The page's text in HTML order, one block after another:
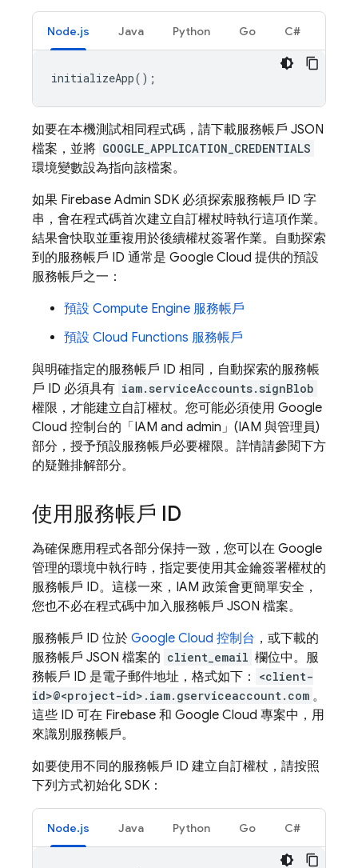
Node.js Java Python Go C#
initializeApp();
如要在本機測試相同程式碼，請下載服務帳戶 JSON
檔案，並將 GOOGLE_APPLICATION_CREDENTIALS
環境變數設為指向該檔案。
如果 Firebase Admin SDK 必須探索服務帳戶 ID 字
串，會在程式碼首次建立自訂權杖時執行這項作業。
結果會快取並重複用於後續權杖簽署作業。自動探索
到的服務帳戶 ID 通常是 Google Cloud 提供的預設
服務帳戶之一：
預設 Compute Engine 服務帳戶
預設 Cloud Functions 服務帳戶
與明確指定的服務帳戶 ID 相同，自動探索的服務帳
戶 ID 必須具有 iam.serviceAccounts.signBlob
權限，才能建立自訂權杖。您可能必須使用 Google
Cloud 控制台的「IAM and admin」(IAM 與管理員)
部分，授予預設服務帳戶必要權限。詳情請參閱下方
的疑難排解部分。
使用服務帳戶 ID
為確保應用程式各部分保持一致，您可以在 Google
管理的環境中執行時，指定要使用其金鑰簽署權杖的
服務帳戶 ID。這樣一來，IAM 政策會更簡單安全，
您也不必在程式碼中加入服務帳戶 JSON 檔案。
服務帳戶 ID 位於 Google Cloud 控制台 ，或下載的
服務帳戶 JSON 檔案的 client_email 欄位中。服
務帳戶 ID 是電子郵件地址，格式如下：
<client-
id>@<project-id>.iam.gserviceaccount.com 。
這些 ID 可在 Firebase 和 Google Cloud 專案中，用
來識別服務帳戶。
如要使用不同的服務帳戶 ID 建立自訂權杖，請按照
下列方式初始化 SDK：
Node.js Java Python Go C#